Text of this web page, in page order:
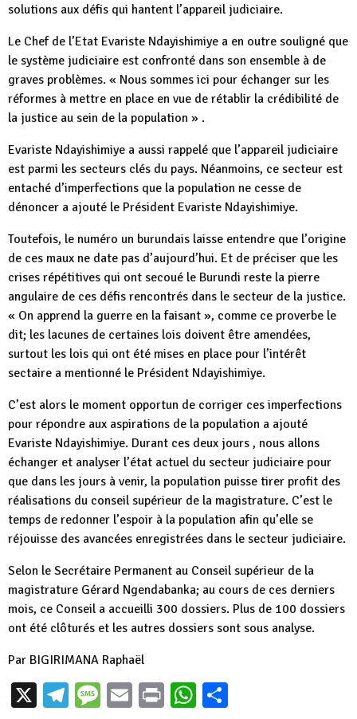
solutions aux défis qui hantent l’appareil judiciaire.
Le Chef de l’Etat Evariste Ndayishimiye a en outre souligné que
le système judiciaire est confronté dans son ensemble à de
graves problèmes. « Nous sommes ici pour échanger sur les
réformes à mettre en place en vue de rétablir la crédibilité de
la justice au sein de la population » .
Evariste Ndayishimiye a aussi rappelé que l’appareil judiciaire
est parmi les secteurs clés du pays. Néanmoins, ce secteur est
entaché d’imperfections que la population ne cesse de
dénoncer a ajouté le Président Evariste Ndayishimiye.
Toutefois, le numéro un burundais laisse entendre que l’origine
de ces maux ne date pas d’aujourd’hui. Et de préciser que les
crises répétitives qui ont secoué le Burundi reste la pierre
angulaire de ces défis rencontrés dans le secteur de la justice.
« On apprend la guerre en la faisant », comme ce proverbe le
dit; les lacunes de certaines lois doivent être amendées,
surtout les lois qui ont été mises en place pour l’intérêt
sectaire a mentionné le Président Ndayishimiye.
C’est alors le moment opportun de corriger ces imperfections
pour répondre aux aspirations de la population a ajouté
Evariste Ndayishimiye. Durant ces deux jours , nous allons
échanger et analyser l’état actuel du secteur judiciaire pour
que dans les jours à venir, la population puisse tirer profit des
réalisations du conseil supérieur de la magistrature. C’est le
temps de redonner l’espoir à la population afin qu’elle se
réjouisse des avancées enregistrées dans le secteur judiciaire.
Selon le Secrétaire Permanent au Conseil supérieur de la
magistrature Gérard Ngendabanka; au cours de ces derniers
mois, ce Conseil a accueilli 300 dossiers. Plus de 100 dossiers
ont été clôturés et les autres dossiers sont sous analyse.
Par BIGIRIMANA Raphaël
X Telegram
Message
EmailPrintWhatsApp